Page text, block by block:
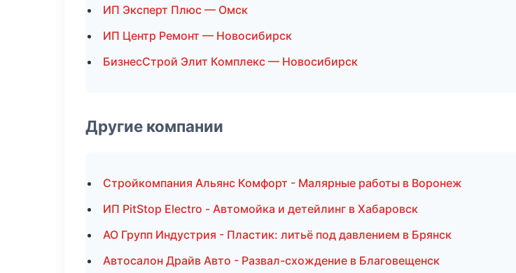
ИП Эксперт Плюс — Омск
ИП Центр Ремонт — Новосибирск
БизнесСтрой Элит Комплекс — Новосибирск
Другие компании
Стройкомпания Альянс Комфорт - Малярные работы в Воронеж
ИП PitStop Electro - Автомойка и детейлинг в Хабаровск
АО Групп Индустрия - Пластик: литьё под давлением в Брянск
Автосалон Драйв Авто - Развал-схождение в Благовещенск